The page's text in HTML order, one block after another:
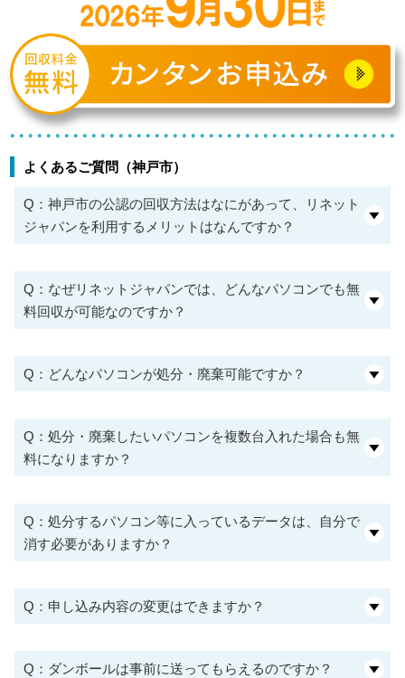
よくあるご質問（神戸市）
Q：神戸市の公認の回収方法はなにがあって、リネット
ジャパンを利用するメリットはなんですか？
Q：なぜリネットジャパンでは、どんなパソコンでも無
料回収が可能なのですか？
Q：どんなパソコンが処分・廃棄可能ですか？
Q：処分・廃棄したいパソコンを複数台入れた場合も無
料になりますか？
Q：処分するパソコン等に入っているデータは、自分で
消す必要がありますか？
Q：申し込み内容の変更はできますか？
Q：ダンボールは事前に送ってもらえるのですか？